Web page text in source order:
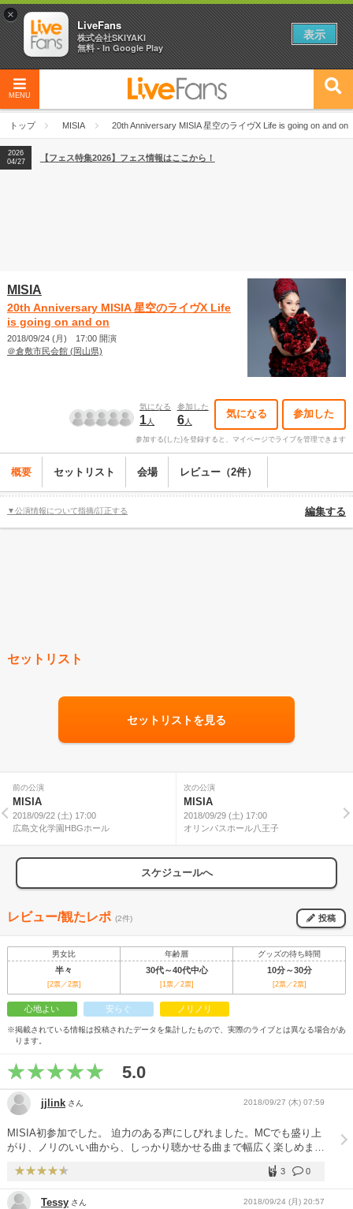
MENU
トップ MISIA 20th Anniversary MISIA 星空のライヴX Life is going on and on
2026
04/27
2026
【ライブ動員ランキング】2026年上半期編発表！
2026
04/27
【フェス特集2026】フェス情報はここから！
MISIA
20th Anniversary MISIA 星空のライヴX Life
is going on and on
2018/09/24 (月) 17:00 開演
＠倉敷市民会館 (岡山県)
気になる
1人
参加した
6人
気になる 参加した
参加する(した)を登録すると、マイページでライブを管理できます
概要 セットリスト 会場 レビュー（2件）
▼公演情報について指摘/訂正する 編集する
セットリスト
セットリストを見る
前の公演
MISIA
2018/09/22 (土) 17:00
広島文化学園HBGホール
次の公演
MISIA
2018/09/29 (土) 17:00
オリンパスホール八王子
スケジュールへ
レビュー/観たレポ (2件) 投稿
男女比 年齢層 グッズの待ち時間
半々 30代～40代中心 10分～30分
[2票／2票] [1票／2票] [2票／2票]
心地よい 安らぐ ノリノリ
※掲載されている情報は投稿されたデータを集計したもので、実際のライブとは異なる場合があ
ります。
5.0
jjlink さん 2018/09/27 (木) 07:59
MISIA初参加でした。 迫力のある声にしびれました。MCでも盛り上
がり、ノリのいい曲から、しっかり聴かせる曲まで幅広く楽しめまし
0
3
Tessy さん 2018/09/24 (月) 20:57
×
LiveFans
株式会社SKIYAKI
無料 - In Google Play
表示